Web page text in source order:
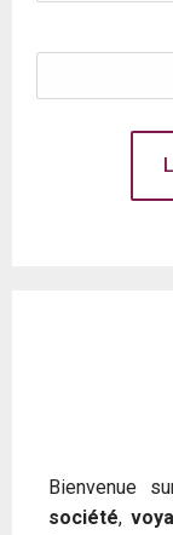
Bienvenue
société,